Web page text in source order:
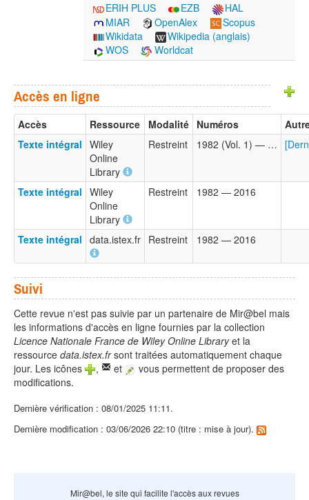
ERIH PLUS
EZB
HAL
MIAR
OpenAlex
Scopus
Wikidata
Wikipedia (anglais)
WOS
Worldcat
Accès en ligne
Accès Ressource Modalité Numéros
Texte intégral Wiley
Online
Library
Restreint 1982 (Vol. 1) — …
Texte intégral Wiley
Online
Library
Restreint 1982 — 2016
Texte intégral data.istex.fr Restreint 1982 — 2016
Suivi
Cette revue n'est pas suivie par un partenaire de Mir@bel mais
les informations d'accès en ligne fournies par la collection
Licence Nationale France de Wiley Online Libraryet la
ressource data.istex.frsont traitées automatiquement chaque
jour. Les icônes
, et
vous permettent de proposer des
modifications.
Dernière vérification : 08/01/2025 11:11.
Dernière modification : 03/06/2026 22:10 (titre : mise à jour).
Mir@bel, le site qui facilite l'accès aux revues